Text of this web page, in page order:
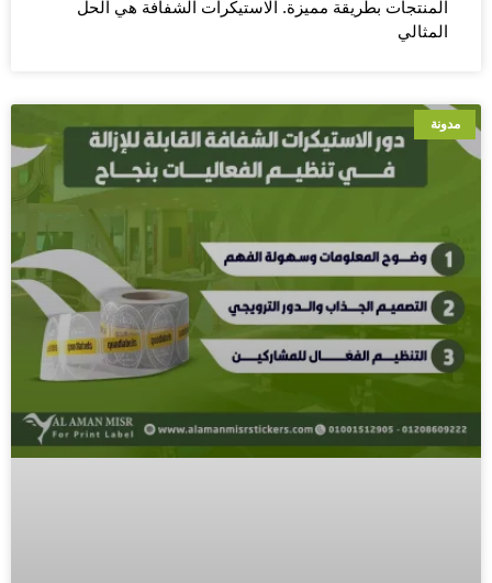
المنتجات بطريقة مميزة. الاستيكرات الشفافة هي الحل
المثالي
مدونة